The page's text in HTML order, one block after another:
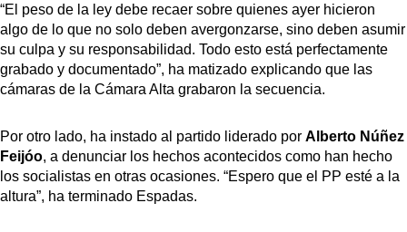
“El peso de la ley debe recaer sobre quienes ayer hicieron
algo de lo que no solo deben avergonzarse, sino deben asumir
su culpa y su responsabilidad. Todo esto está perfectamente
grabado y documentado”, ha matizado explicando que las
cámaras de la Cámara Alta grabaron la secuencia.
Por otro lado, ha instado al partido liderado por Alberto Núñez
Feijóo, a denunciar los hechos acontecidos como han hecho
los socialistas en otras ocasiones. “Espero que el PP esté a la
altura”, ha terminado Espadas.